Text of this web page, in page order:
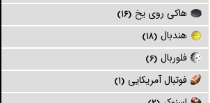
هاکی روی یخ (۱۶)
هندبال (۱۸)
فلوربال (۶)
فوتبال آمریکایی (۱)